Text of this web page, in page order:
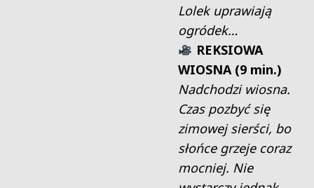
Lolek uprawiają
ogródek…
REKSIOWA
WIOSNA (9 min.)
Nadchodzi wiosna.
Czas pozbyć się
zimowej sierści, bo
słońce grzeje coraz
mocniej. Nie